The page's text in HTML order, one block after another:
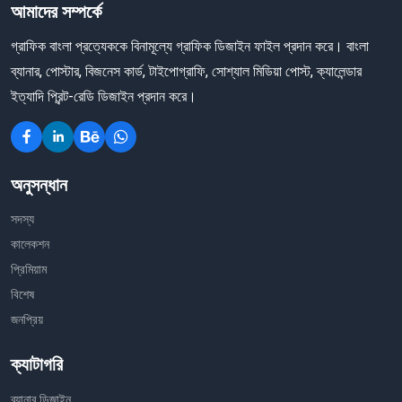
আমাদের সম্পর্কে
গ্রাফিক বাংলা প্রত্যেককে বিনামূল্যে গ্রাফিক ডিজাইন ফাইল প্রদান করে। বাংলা
ব্যানার, পোস্টার, বিজনেস কার্ড, টাইপোগ্রাফি, সোশ্যাল মিডিয়া পোস্ট, ক্যালেন্ডার
ইত্যাদি প্রিন্ট-রেডি ডিজাইন প্রদান করে।
অনুসন্ধান
সদস্য
কালেকশন
প্রিমিয়াম
বিশেষ
জনপ্রিয়
ক্যাটাগরি